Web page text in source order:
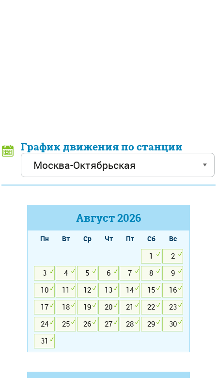
График движения по станции
Август2026
Пн Вт Ср Чт Пт Сб
Вс
1
2
3
4 5 6 7 8
9
10
11 12 13 14 15
16
17
18 19 20 21 22
23
24
25 26 27 28 29
30
31